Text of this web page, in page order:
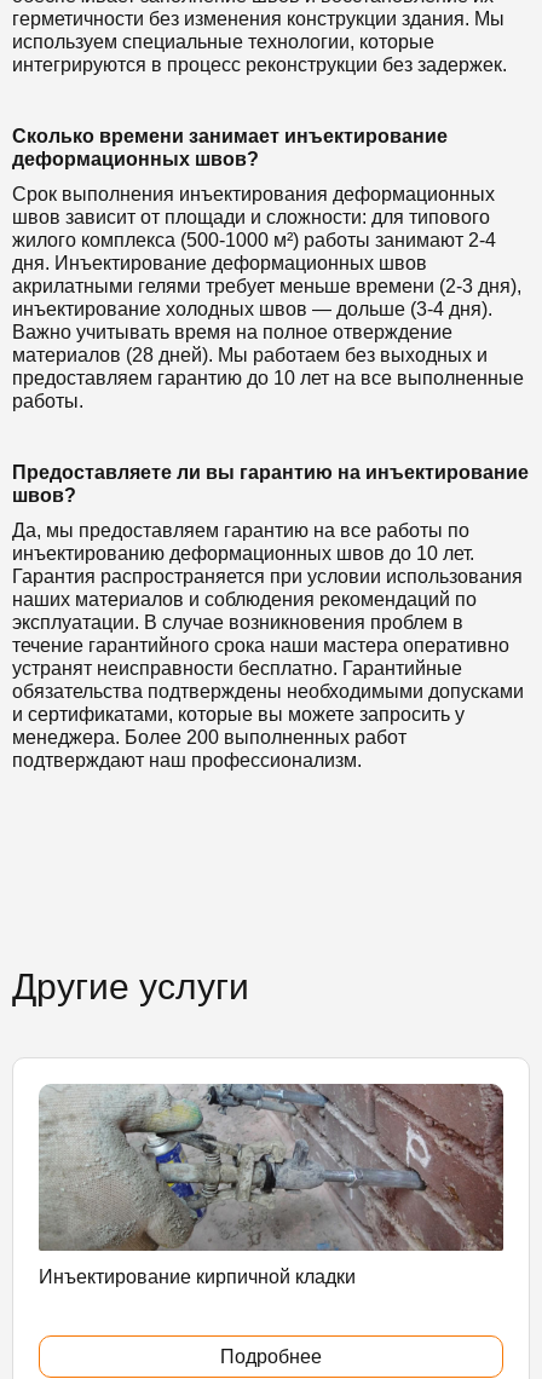
герметичности без изменения конструкции здания. Мы
используем специальные технологии, которые
интегрируются в процесс реконструкции без задержек.
Сколько времени занимает инъектирование
деформационных швов?
Срок выполнения инъектирования деформационных
швов зависит от площади и сложности: для типового
жилого комплекса (500-1000 м²) работы занимают 2-4
дня. Инъектирование деформационных швов
акрилатными гелями требует меньше времени (2-3 дня),
инъектирование холодных швов — дольше (3-4 дня).
Важно учитывать время на полное отверждение
материалов (28 дней). Мы работаем без выходных и
предоставляем гарантию до 10 лет на все выполненные
работы.
Предоставляете ли вы гарантию на инъектирование
швов?
Да, мы предоставляем гарантию на все работы по
инъектированию деформационных швов до 10 лет.
Гарантия распространяется при условии использования
наших материалов и соблюдения рекомендаций по
эксплуатации. В случае возникновения проблем в
течение гарантийного срока наши мастера оперативно
устранят неисправности бесплатно. Гарантийные
обязательства подтверждены необходимыми допусками
и сертификатами, которые вы можете запросить у
менеджера. Более 200 выполненных работ
подтверждают наш профессионализм.
Другие услуги
Инъектирование кирпичной кладки
Подробнее